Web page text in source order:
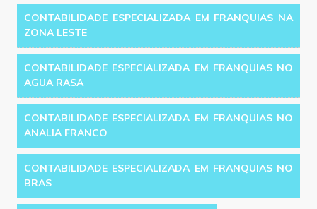
CONTABILIDADE ESPECIALIZADA EM FRANQUIAS NA
ZONA LESTE
CONTABILIDADE ESPECIALIZADA EM FRANQUIAS NO
AGUA RASA
CONTABILIDADE ESPECIALIZADA EM FRANQUIAS NO
ANALIA FRANCO
CONTABILIDADE ESPECIALIZADA EM FRANQUIAS NO
BRAS